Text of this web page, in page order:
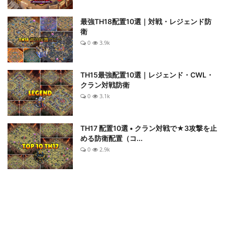
最強TH18配置10選｜対戦・レジェンド防
衛
0 3.9k
TH15最強配置10選｜レジェンド・CWL・
クラン対戦防衛
0 3.1k
TH17 配置10選 • クラン対戦で★3攻撃を止
める防衛配置（コ...
0 2.9k